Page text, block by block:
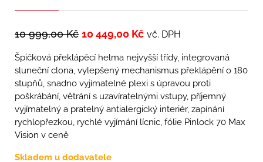
10 999,00Kč 10 449,00 Kč vč. DPH
Špičková překlápěcí helma nejvyšší třídy, integrovaná
sluneční clona, vylepšený mechanismus překlápění o 180
stupňů, snadno vyjímatelné plexi s úpravou proti
poškrábání, větrání s uzavíratelnými vstupy, příjemný
vyjímatelný a pratelný antialergický interiér, zapínání
rychlopřezkou, rychlé vyjímání lícnic, fólie Pinlock 70 Max
Vision v ceně
Skladem u dodavatele